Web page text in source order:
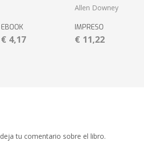
EBOOK
€ 4,17
Allen Downey
IMPRESO
€ 11,22
deja tu comentario sobre el libro.